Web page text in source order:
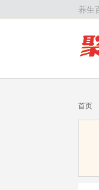
养生
首页